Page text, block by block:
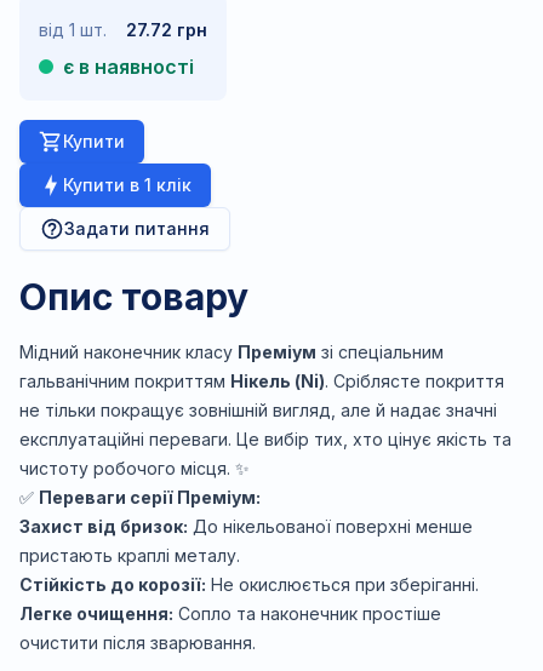
від 1 шт. 27.72 грн
є в наявності
Купити
Купити в 1 клік
Задати питання
Опис товару
Мідний наконечник класу Преміум зі спеціальним
гальванічним покриттям Нікель (Ni). Сріблясте покриття
не тільки покращує зовнішній вигляд, але й надає значні
експлуатаційні переваги. Це вибір тих, хто цінує якість та
чистоту робочого місця. ✨
✅ Переваги серії Преміум:
Захист від бризок: До нікельованої поверхні менше
пристають краплі металу.
Стійкість до корозії: Не окислюється при зберіганні.
Легке очищення: Сопло та наконечник простіше
очистити після зварювання.